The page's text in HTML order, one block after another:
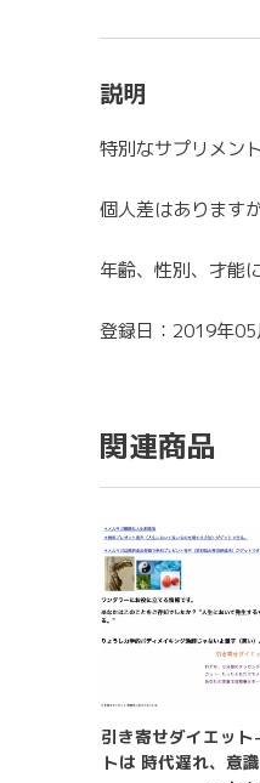
説明
特別なサプリメン
個人差はあります
年齢、性別、才能
登録日：2019年05
関連商品
引き寄せダイエッ
トは 時代遅れ、意